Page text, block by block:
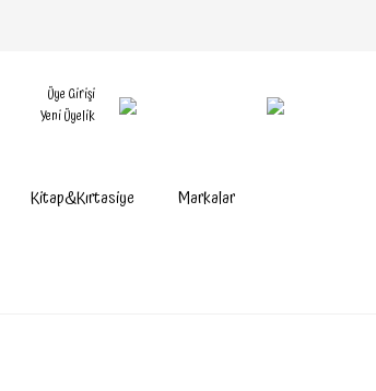
Üye Girişi
Yeni Üyelik
Kitap&Kırtasiye Markalar